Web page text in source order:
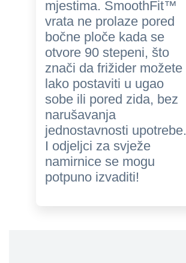
mjestima. SmoothFit™
vrata ne prolaze pored
bočne ploče kada se
otvore 90 stepeni, što
znači da frižider možete
lako postaviti u ugao
sobe ili pored zida, bez
narušavanja
jednostavnosti upotrebe.
I odjeljci za svježe
namirnice se mogu
potpuno izvaditi!